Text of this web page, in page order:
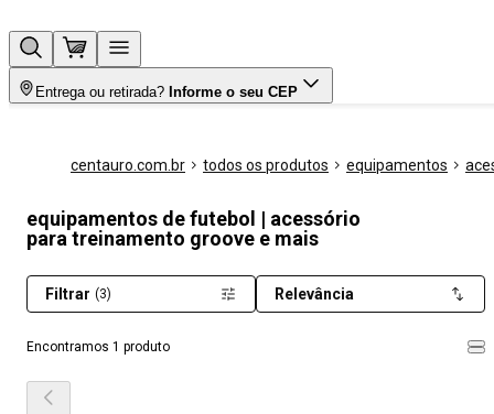
Entrega ou retirada? Informe o seu CEP
centauro.com.br todos os produtos equipamentos
equipamentos de futebol | acessório
para treinamento groove e mais
Encontramos 1 produto
Filtrar (3) Relevância